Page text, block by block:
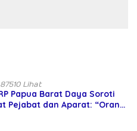
87510 Lihat
Papua Barat Daya Soroti
Pejabat dan Aparat: “Orang